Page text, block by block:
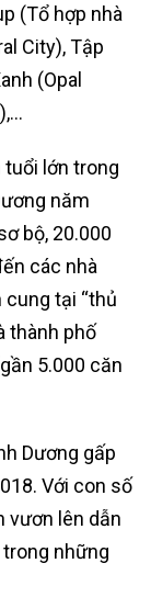
(Tổ hợp nhà
City), Tập
(Opal
lớn trong
năm
bộ, 20.000
các nhà
tại “thủ
thành phố
5.000 căn
Dương gấp
Với con số
vươn lên dẫn
những